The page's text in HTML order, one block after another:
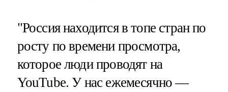
"Россия находится в топе стран по
росту по времени просмотра,
которое люди проводят на
YouTube. У нас ежемесячно —